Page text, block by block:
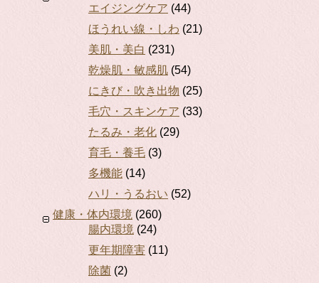
エイジングケア (44)
ほうれい線・しわ (21)
美肌・美白 (231)
乾燥肌・敏感肌 (54)
にきび・吹き出物 (25)
毛穴・スキンケア (33)
たるみ・老化 (29)
育毛・養毛 (3)
多機能 (14)
ハリ・うるおい (52)
健康・体内環境 (260)
腸内環境 (24)
更年期障害 (11)
除菌 (2)